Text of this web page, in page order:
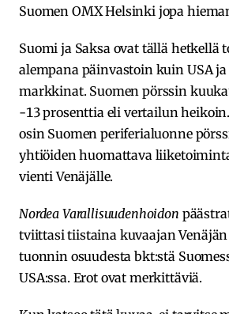
Suomen OMX Helsinki jopa
Suomi ja Saksa ovat tällä hetkellä
alempana päinvastoin kuin USA
markkinat. Suomen pörssin
-13 prosenttia eli vertailun
osin Suomen periferialuonne
yhtiöiden huomattava
vienti Venäjälle.
Nordea Varallisuudenhoidon
tviittasi tiistaina kuvaajan
tuonnin osuudesta bkt:stä
USA:ssa. Erot ovat merkittäviä.